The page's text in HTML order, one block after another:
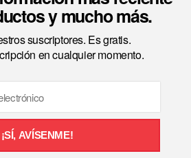
y mucho más.
suscriptores. Es gratis.
en cualquier momento.
¡SÍ, AVÍSENME!